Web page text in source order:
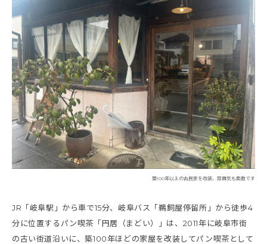
築100年以上の古民家を改装、雰囲気も素敵です
JR「岐阜駅」から車で15分、岐阜バス「鵜飼屋停留所」から徒歩4
分に位置するパン喫茶「円居（まどい）」は、2011年に岐阜市街
の古い街道沿いに、築100年ほどの家屋を改装してパン喫茶として